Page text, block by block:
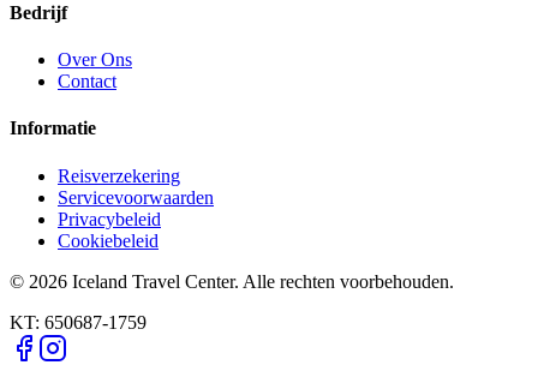
Bedrijf
Over Ons
Contact
Informatie
Reisverzekering
Servicevoorwaarden
Privacybeleid
Cookiebeleid
© 2026 Iceland Travel Center. Alle rechten voorbehouden.
KT: 650687-1759